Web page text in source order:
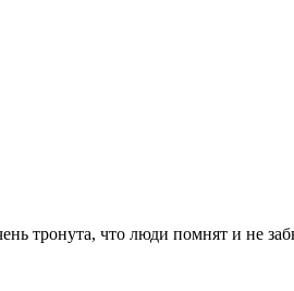
тронута, что люди помнят и не